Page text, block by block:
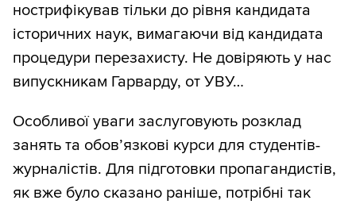
нострифікував тільки до рівня кандидата
історичних наук, вимагаючи від кандидата
процедури перезахисту. Не довіряють у нас
випускникам Гарварду, от УВУ…
Особливої уваги заслуговують розклад
занять та обов’язкові курси для студентів-
журналістів. Для підготовки пропагандистів,
як вже було сказано раніше, потрібні так